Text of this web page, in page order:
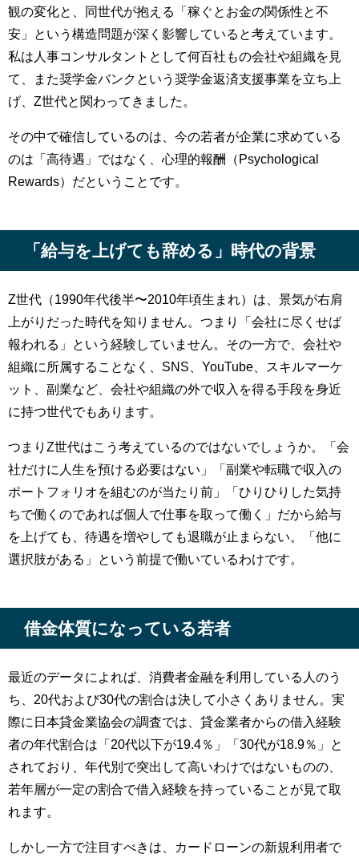
観の変化と、同世代が抱える「稼ぐとお金の関係性と不
安」という構造問題が深く影響していると考えています。
私は人事コンサルタントとして何百社もの会社や組織を見
て、また奨学金バンクという奨学金返済支援事業を立ち上
げ、Z世代と関わってきました。
その中で確信しているのは、今の若者が企業に求めている
のは「高待遇」ではなく、心理的報酬（Psychological
Rewards）だということです。
「給与を上げても辞める」時代の背景
Z世代（1990年代後半〜2010年頃生まれ）は、景気が右肩
上がりだった時代を知りません。つまり「会社に尽くせば
報われる」という経験していません。その一方で、会社や
組織に所属することなく、SNS、YouTube、スキルマーケ
ット、副業など、会社や組織の外で収入を得る手段を身近
に持つ世代でもあります。
つまりZ世代はこう考えているのではないでしょうか。「会
社だけに人生を預ける必要はない」「副業や転職で収入の
ポートフォリオを組むのが当たり前」「ひりひりした気持
ちで働くのであれば個人で仕事を取って働く」だから給与
を上げても、待遇を増やしても退職が止まらない。「他に
選択肢がある」という前提で働いているわけです。
借金体質になっている若者
最近のデータによれば、消費者金融を利用している人のう
ち、20代および30代の割合は決して小さくありません。実
際に日本貸金業協会の調査では、貸金業者からの借入経験
者の年代割合は「20代以下が19.4％」「30代が18.9％」と
されており、年代別で突出して高いわけではないものの、
若年層が一定の割合で借入経験を持っていることが見て取
れます。
しかし一方で注目すべきは、カードローンの新規利用者で